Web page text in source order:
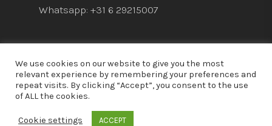
Whatsapp: +31 6 29215007
© 2026 Ladies Bodyfashion. hosted by:
We use cookies on our website to give you the most
relevant experience by remembering your preferences and
repeat visits. By clicking “Accept”, you consent to the use
of ALL the cookies.
Cookie settings ACCEPT